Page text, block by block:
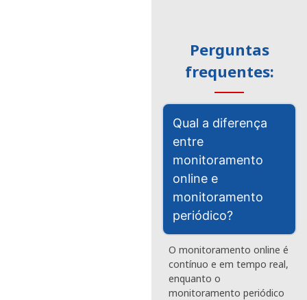
Perguntas
frequentes:
Qual a diferença
entre
monitoramento
online e
monitoramento
periódico?
O monitoramento online é
contínuo e em tempo real,
enquanto o
monitoramento periódico